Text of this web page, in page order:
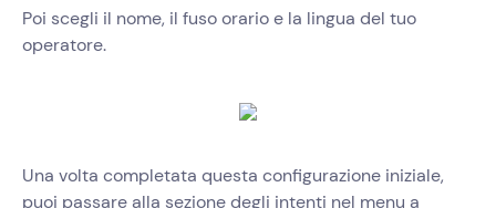
Poi scegli il nome, il fuso orario e la lingua del tuo
operatore.
Una volta completata questa configurazione iniziale,
puoi passare alla sezione degli intenti nel menu a